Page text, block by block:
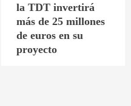
la TDT invertirá
más de 25 millones
de euros en su
proyecto